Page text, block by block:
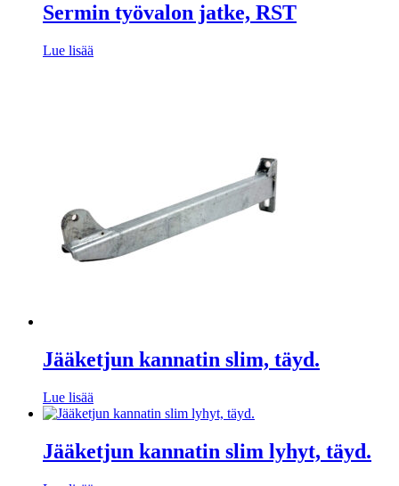
Sermin työvalon jatke, RST
Lue lisää
Jääketjun kannatin slim, täyd.
Lue lisää
Jääketjun kannatin slim lyhyt, täyd.